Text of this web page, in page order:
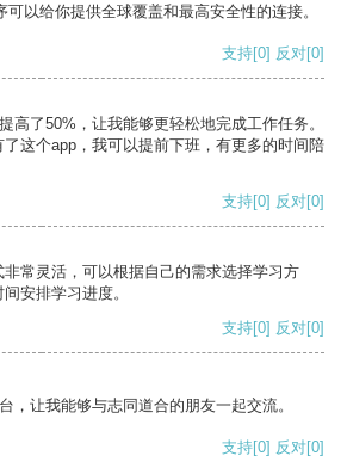
以给你提供全球覆盖和最高安全性的连接。
支持[0] 反对[0]
高了50%，让我能够更轻松地完成工作任务。
这个app，我可以提前下班，有更多的时间陪
支持[0] 反对[0]
常灵活，可以根据自己的需求选择学习方
安排学习进度。
支持[0] 反对[0]
，让我能够与志同道合的朋友一起交流。
支持[0] 反对[0]